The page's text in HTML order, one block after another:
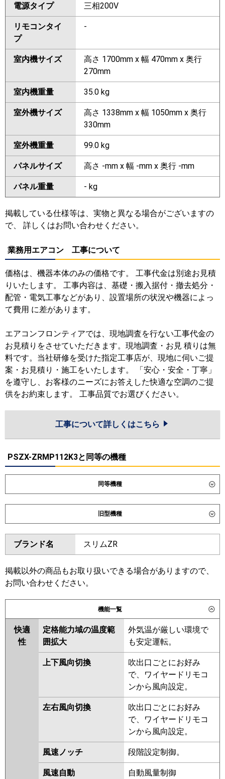
電源タイプ 三相200V
リモコンタイ
プ
-
室内機サイズ
高さ 1700mm x 幅 470mm x 奥行
270mm
室内機重量 35.0 kg
室外機サイズ
高さ 1338mm x 幅 1050mm x 奥行
330mm
室外機重量 99.0 kg
パネルサイズ 高さ -mm x 幅 -mm x 奥行 -mm
パネル重量 - kg
掲載している仕様等は、実物と異なる場合がございますの
で、 詳しくはお問い合わせください。
業務用エアコン 工事について
価格は、機器本体のみの価格です。 工事代金は別途お見積
りいたします。 工事内容は、基礎・搬入据付・撤去処分・
配管・電気工事などがあり、設置場所の状況や機器によっ
て費用 に差があります。
エアコンフロンティアでは、現地調査を行ない工事代金の
お見積りをさせていただきます。現地調査・お見 積りは無
料です。当社研修を受けた指定工事店が、現地に伺いご提
案・お見積り・施工をいたします。 「安心・安全・丁寧」
を遵守し、お客様のニーズにお答えした快適な空調のご提
供をお約束します。 工事品質でお選びください。
工事について詳しくはこちら
PSZX-ZRMP112K3と同等の機種
同等機種
ダイキン SSRV112DD
東芝 GFXB11213BU
三菱電機 PSZX-DHRMP112K6
ZRMP112K6
日立 RPV-GP112RGHP6
三菱重工 FDFZ1126HP5SB
パナソニック PA-P112B7GDNC PA-P112B7GDC
旧型機種
ダイキン SSRV112CD SSRV112BYD
SSRV112BJD
SSRV112BCD
東芝 RFXB11233BU
三菱電機 PSZX-DHRMP112K5 PSZX-
ZRMP112K5
PSZX-DHRMP112K4
PSZX-ZRMP112K4
PSZX-
DHRMP112K3 PSZX-
DHRMP112K2 PSZX-ZRMP112K2
PSZX-ZRMP112KZ PSZX-
ZRMP112KY PSZX-ZRMP112KV
PSZX-ZRMP112KR
RPV-GP112RGHP5 RPV-
GP112RGHP4
RPV-GP112RGHP3
RPV-GP112RGHP2 RPV-
AP112GHP6-kobe RPV-
AP112GHP6 RPV-GP112RGHP1
三菱重工 FDFZ1125HP5SB
ブランド名 スリムZR
掲載以外の商品もお取り扱いできる場合がありますので、
お問い合わせください。
機能一覧
快適
性
定格能力域の温度範
囲拡大
外気温が厳しい環境で
も安定運転。
上下風向切換
吹出口ごとにお好み
で、ワイヤードリモコ
ンから風向設定。
左右風向切換
吹出口ごとにお好み
で、ワイヤードリモコ
ンから風向設定。
風速ノッチ 段階設定制御。
風速自動 自動風量制御